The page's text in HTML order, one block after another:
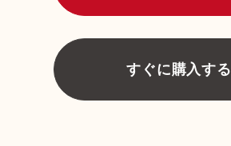
すぐに購入する